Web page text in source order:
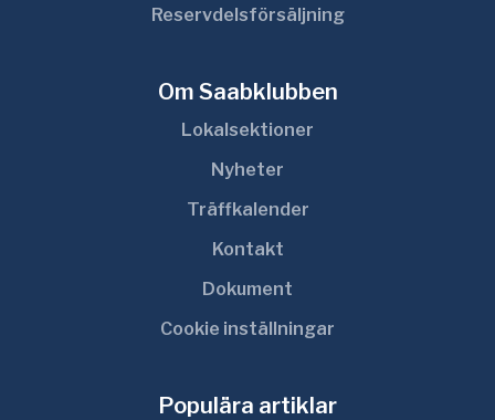
Reservdelsförsäljning
Om Saabklubben
Lokalsektioner
Nyheter
Träffkalender
Kontakt
Dokument
Cookie inställningar
Populära artiklar